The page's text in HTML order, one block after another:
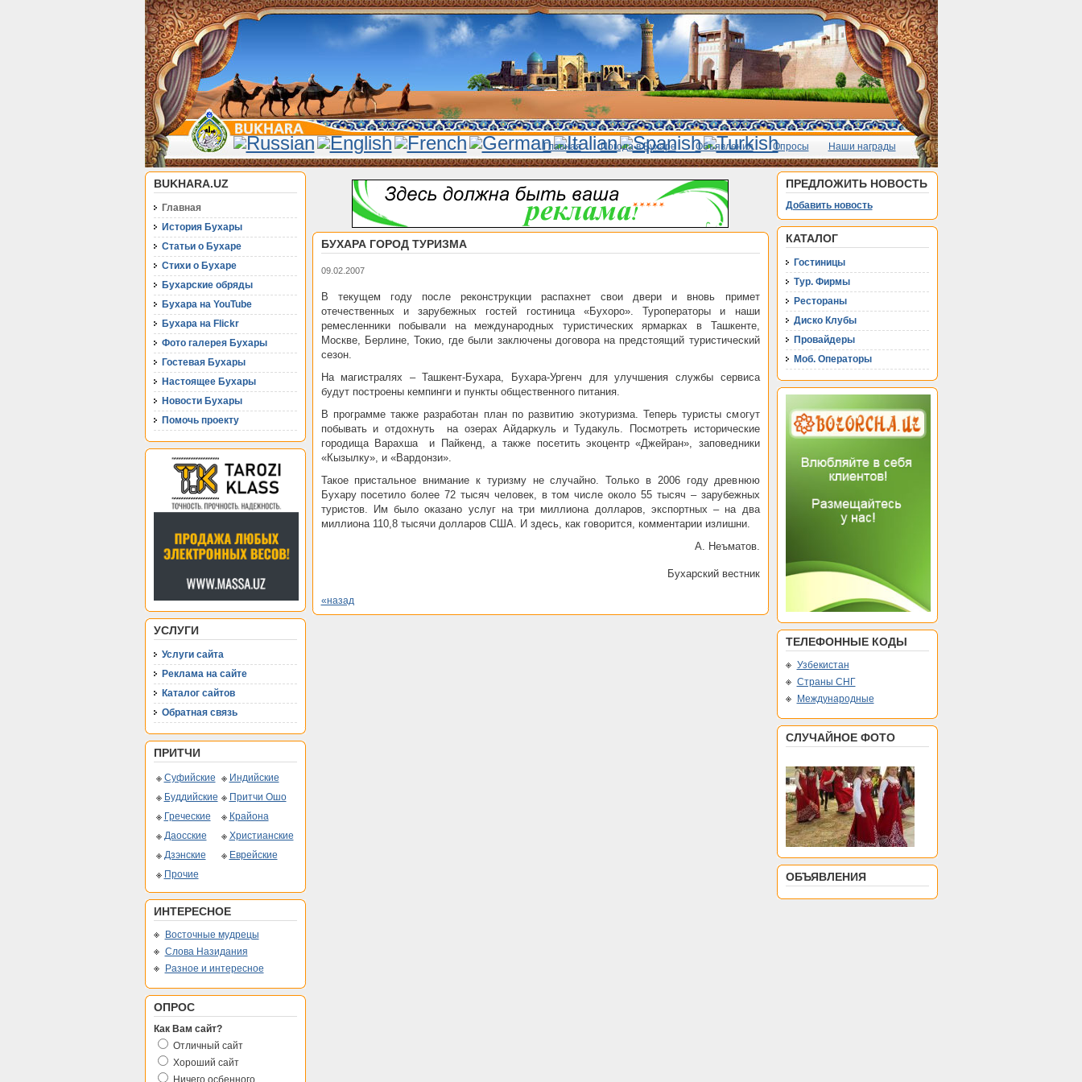
Главная Погода в Бухаре Объявления Опросы Наши награды
BUKHARA.UZ
Главная
История Бухары
Статьи о Бухаре
Стихи о Бухаре
Бухарские обряды
Бухара на YouTube
Бухара на Flickr
Фото галерея Бухары
Гостевая Бухары
Настоящее Бухары
Новости Бухары
Помочь проекту
УСЛУГИ
Услуги сайта
Реклама на сайте
Каталог сайтов
Обратная связь
ПРИТЧИ
Суфийские
Индийские
Буддийские
Притчи Ошо
Греческие
Крайона
Даосские
Христианские
Дзэнские
Еврейские
Прочие
ИНТЕРЕСНОЕ
Восточные мудрецы
Слова Назидания
Разное и интересное
ОПРОС
Как Вам сайт?
Отличный сайт
Хороший сайт
Ничего осбенного
БУХАРА ГОРОД ТУРИЗМА
09.02.2007
В текущем году после реконструкции распахнет свои двери и вновь примет
отечественных и зарубежных гостей гостиница «Бухоро». Туроператоры и наши
ремесленники побывали на международных туристических ярмарках в Ташкенте,
Москве, Берлине, Токио, где были заключены договора на предстоящий туристический
сезон.
На магистралях – Ташкент-Бухара, Бухара-Ургенч для улучшения службы сервиса
будут построены кемпинги и пункты общественного питания.
В программе также разработан план по развитию экотуризма. Теперь туристы смогут
побывать и отдохнуть
на озерах Айдаркуль и Тудакуль. Посмотреть исторические
городища Варахша
и Пайкенд, а также посетить экоцентр «Джейран», заповедники
«Кызылку», и «Вардонзи».
Такое пристальное внимание к туризму не случайно. Только в 2006 году древнюю
Бухару посетило более 72 тысяч человек, в том числе около 55 тысяч – зарубежных
туристов. Им было оказано услуг на три миллиона долларов, экспортных – на два
миллиона 110,8 тысячи долларов США. И здесь, как говорится, комментарии излишни.
А. Неъматов.
Бухарский вестник
«назад
ПРЕДЛОЖИТЬ НОВОСТЬ
Добавить новость
КАТАЛОГ
Гостиницы
Тур. Фирмы
Рестораны
Диско Клубы
Провайдеры
Моб. Операторы
ТЕЛЕФОННЫЕ КОДЫ
Узбекистан
Страны СНГ
Международные
СЛУЧАЙНОЕ ФОТО
ОБЪЯВЛЕНИЯ